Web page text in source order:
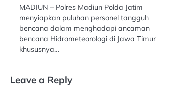
MADIUN – Polres Madiun Polda Jatim
menyiapkan puluhan personel tangguh
bencana dalam menghadapi ancaman
bencana Hidrometeorologi di Jawa Timur
khususnya…
Leave a Reply